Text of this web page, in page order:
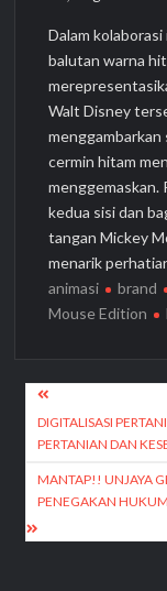
Dalam
balutan warna
Walt Disney
cermin hitam
menggemaskan.
kedua sisi dan
tangan Mickey
menarik
animasi
brand
Mouse Edition
Navigasi
pos
DIGITALISASI
PERTANIAN DAN
MANTAP!! UNJAYA
PENEGAKAN